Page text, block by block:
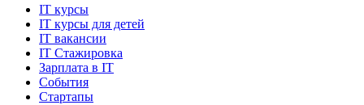
IT курсы
IT курсы для детей
IT вакансии
IT Стажировка
Зарплата в IT
События
Стартапы